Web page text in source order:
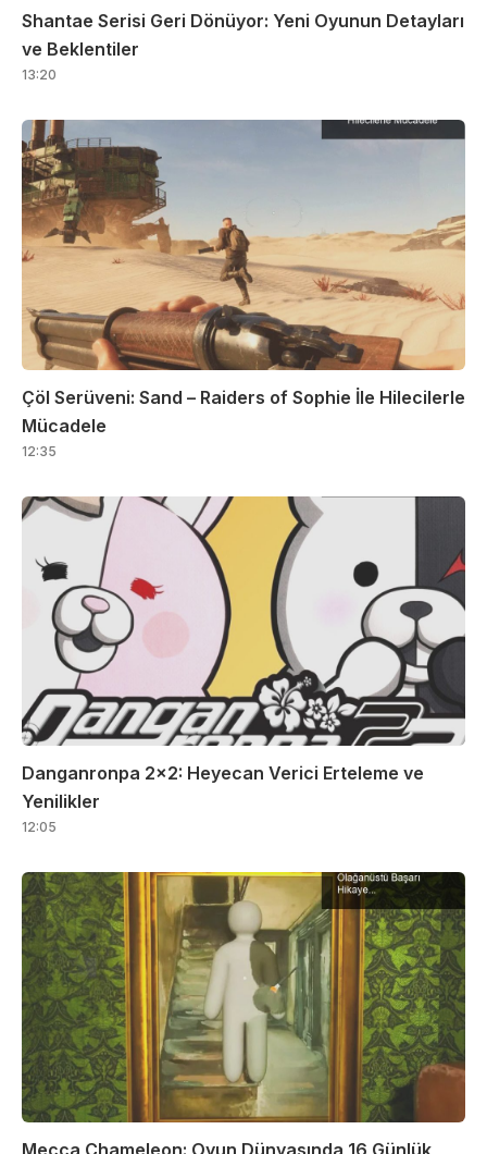
Shantae Serisi Geri Dönüyor: Yeni Oyunun Detayları
ve Beklentiler
13:20
Çöl Serüveni: Sand – Raiders of Sophie İle Hilecilerle
Mücadele
12:35
Danganronpa 2×2: Heyecan Verici Erteleme ve
Yenilikler
12:05
Mecca Chameleon: Oyun Dünyasında 16 Günlük